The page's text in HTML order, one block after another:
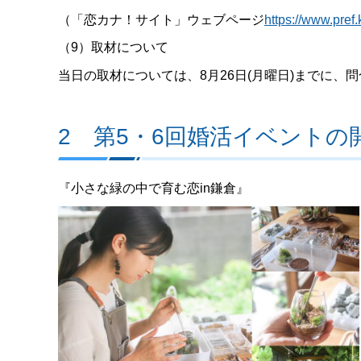
（「恋カナ！サイト」ウェブページhttps://
（9）取材について
当日の取材については、8月26日(月曜日)までに、
2 第5・6回婚活イベントの
『小さな緑の中で育む恋in鎌倉』